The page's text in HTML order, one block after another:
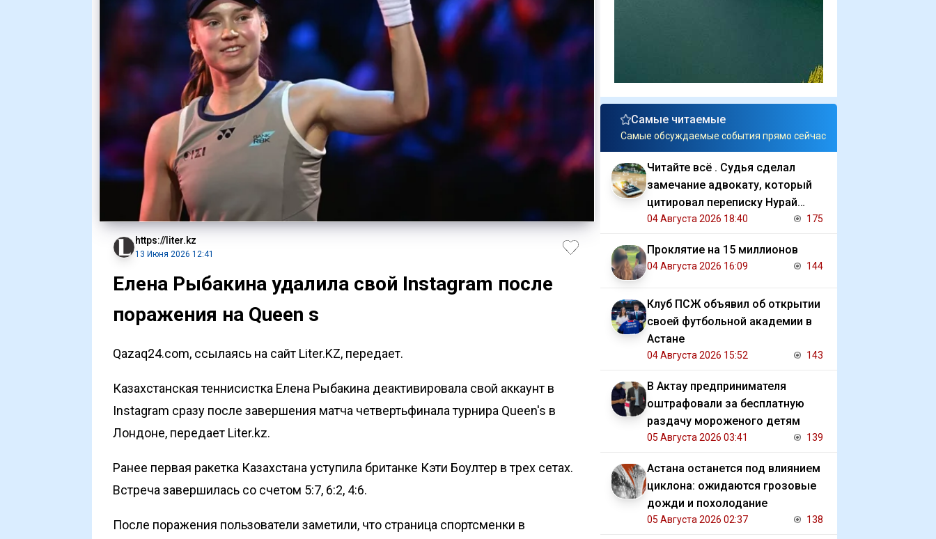
https://liter.kz
13 Июня 2026 12:41
Елена Рыбакина удалила свой Instagram после
поражения на Queen s
Qazaq24.com, ссылаясь на сайт Liter.KZ, передает.
Казахстанская теннисистка Елена Рыбакина деактивировала свой аккаунт в
Instagram сразу после завершения матча четвертьфинала турнира Queen's в
Лондоне, передает Liter.kz.
Ранее первая ракетка Казахстана уступила британке Кэти Боултер в трех сетах.
Встреча завершилась со счетом 5:7, 6:2, 4:6.
После поражения пользователи заметили, что страница спортсменки в
Самые читаемые
Самые обсуждаемые события прямо сейчас
Читайте всё . Судья сделал
замечание адвокату, который
цитировал переписку Нурай
Серикбай с обвиняемым
04 Августа 2026 18:40 175
Проклятие на 15 миллионов
04 Августа 2026 16:09 144
Клуб ПСЖ объявил об открытии
своей футбольной академии в
Астане
04 Августа 2026 15:52 143
В Актау предпринимателя
оштрафовали за бесплатную
раздачу мороженого детям
05 Августа 2026 03:41 139
Астана останется под влиянием
циклона: ожидаются грозовые
дожди и похолодание
05 Августа 2026 02:37 138